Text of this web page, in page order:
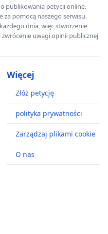
publikowania petycji online.
pomocą naszego serwisu.
dnia, więc stworzenie
uwagi opinii publicznej
Więcej
Złóż petycję
polityka prywatności
Zarządzaj plikami cookie
O nas